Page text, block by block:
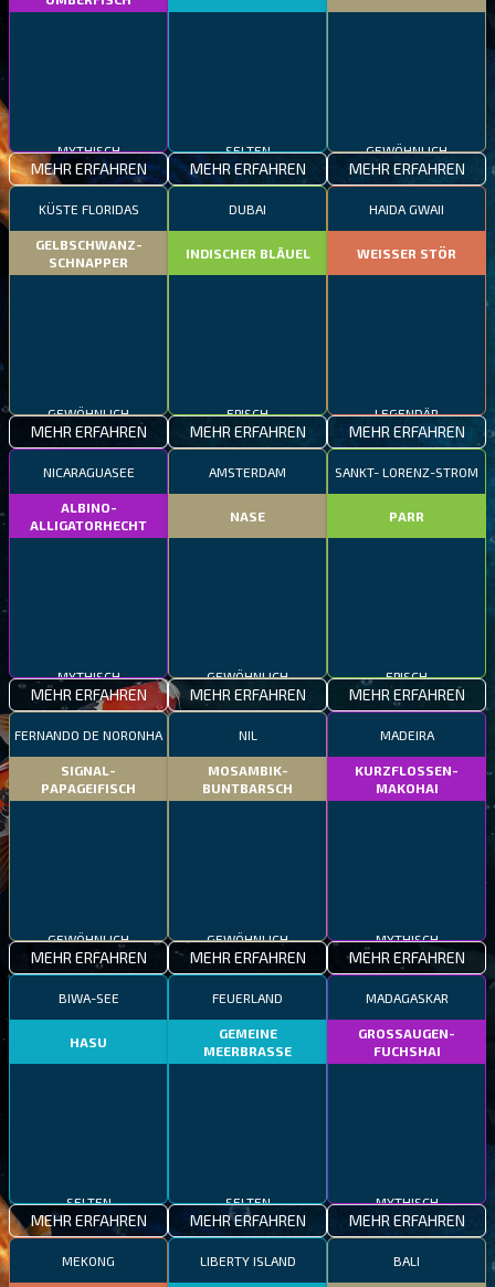
MYTHISCH
MEHR ERFAHREN
SELTEN
MEHR ERFAHREN
GEWÖHNLICH
MEHR ERFAHREN
KÜSTE FLORIDAS
GELBSCHWANZ-
SCHNAPPER
GEWÖHNLICH
MEHR ERFAHREN
DUBAI
INDISCHER BLÄUEL
EPISCH
MEHR ERFAHREN
HAIDA GWAII
WEISSER STÖR
LEGENDÄR
MEHR ERFAHREN
NICARAGUASEE
ALBINO-
ALLIGATORHECHT
MYTHISCH
MEHR ERFAHREN
AMSTERDAM
NASE
GEWÖHNLICH
MEHR ERFAHREN
SANKT- LORENZ-STROM
PARR
EPISCH
MEHR ERFAHREN
FERNANDO DE NORONHA
SIGNAL-
PAPAGEIFISCH
GEWÖHNLICH
MEHR ERFAHREN
NIL
MOSAMBIK-
BUNTBARSCH
GEWÖHNLICH
MEHR ERFAHREN
MADEIRA
KURZFLOSSEN-
MAKOHAI
MYTHISCH
MEHR ERFAHREN
BIWA-SEE
HASU
SELTEN
MEHR ERFAHREN
FEUERLAND
GEMEINE
MEERBRASSE
SELTEN
MEHR ERFAHREN
MADAGASKAR
GROSSAUGEN-
FUCHSHAI
MYTHISCH
MEHR ERFAHREN
MEKONG LIBERTY ISLAND BALI